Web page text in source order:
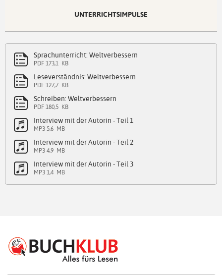
UNTERRICHTSIMPULSE
Sprachunterricht: Weltverbessern
PDF 173,1 KB
Leseverständnis: Weltverbessern
PDF 127,7 KB
Schreiben: Weltverbessern
PDF 180,5 KB
Interview mit der Autorin - Teil 1
MP3 5,6 MB
Interview mit der Autorin - Teil 2
MP3 4,9 MB
Interview mit der Autorin - Teil 3
MP3 1,4 MB